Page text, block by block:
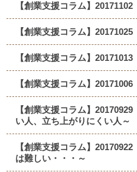
【創業支援コラム】
【創業支援コラム】
【創業支援コラム】
【創業支援コラム】
【創業支援コラム】
い人、立ち上がりにくい人～
【創業支援コラム】
は難しい・・・～